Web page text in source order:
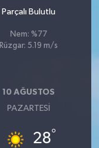
Parçalı Bulutlu
Nem: %77
Rüzgar: 5.19 m/s
10 AĞUSTOS
PAZARTESI
28°